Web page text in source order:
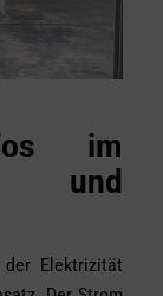
im
und
Elektrizität